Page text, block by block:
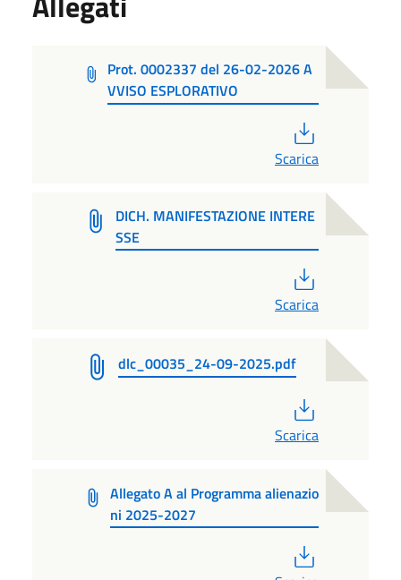
Prot. 0002337 del 26-02-2026 A
VVISO ESPLORATIVO
Scarica
DICH. MANIFESTAZIONE INTERE
SSE
Scarica
dlc_00035_24-09-2025.pdf
Scarica
Allegato A al Programma alienazio
ni 2025-2027